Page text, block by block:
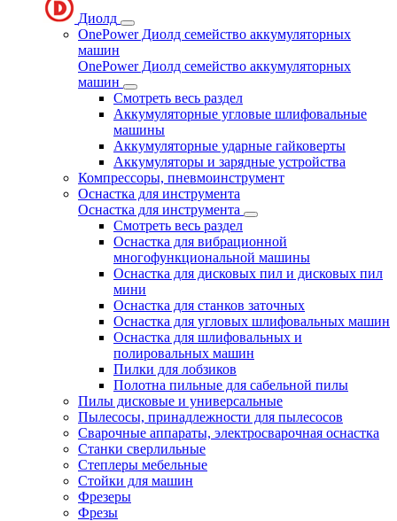
Диолд
OnePower Диолд семейство аккумуляторных
машин
OnePower Диолд семейство аккумуляторных
машин
Смотреть весь раздел
Аккумуляторные угловые шлифовальные
машины
Аккумуляторные ударные гайковерты
Аккумуляторы и зарядные устройства
Компрессоры, пневмоинструмент
Оснастка для инструмента
Оснастка для инструмента
Смотреть весь раздел
Оснастка для вибрационной
многофункциональной машины
Оснастка для дисковых пил и дисковых пил
мини
Оснастка для станков заточных
Оснастка для угловых шлифовальных машин
Оснастка для шлифовальных и
полировальных машин
Пилки для лобзиков
Полотна пильные для сабельной пилы
Пилы дисковые и универсальные
Пылесосы, принадлежности для пылесосов
Сварочные аппараты, электросварочная оснастка
Станки сверлильные
Степлеры мебельные
Стойки для машин
Фрезеры
Фрезы